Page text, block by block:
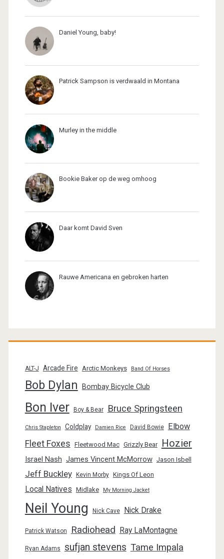
Daniel Young, baby!
Patrick Sampson is verdwaald in Montana
Murley in the middle
Bookie Baker op de weg omhoog
Daar komt David Sven
Rauwe Americana en gebroken harten
ALT-J Arcade Fire Arctic Monkeys Band Of Horses
Bob Dylan Bombay Bicycle Club
Bon Iver Boy & Bear Bruce Springsteen
Chris Stapleton Coldplay Damien Rice David Bowie Elbow
Fleet Foxes Fleetwood Mac Grizzly Bear Hozier
Israel Nash James Vincent McMorrow Jason Isbell
Jeff Buckley Kevin Morby Kings Of Leon
Local Natives Midlake My Morning Jacket
Neil Young Nick Cave Nick Drake
Patrick Watson Radiohead Ray LaMontagne
Ryan Adams sufjan stevens Tame Impala